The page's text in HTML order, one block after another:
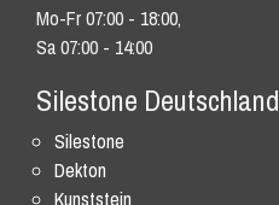
Mo-Fr 07:00 - 18:00,
Sa 07:00 - 14:00
Silestone Deutschland
Silestone
Dekton
Kunststein